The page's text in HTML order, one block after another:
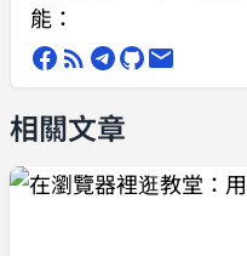
能：
相關文章